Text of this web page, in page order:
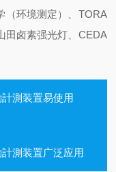
（环境测定）、TORA
田卤素强光灯、CEDA
測装置易使用
測装置广泛应用